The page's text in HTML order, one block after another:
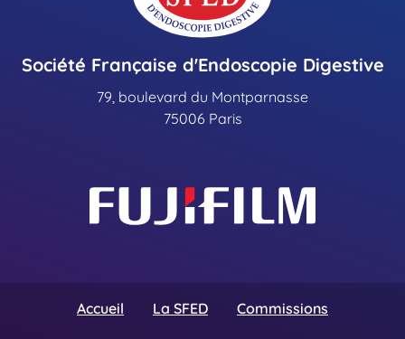
Société Française d'Endoscopie Digestive
79, boulevard du Montparnasse
75006 Paris
Accueil La SFED
Commissions